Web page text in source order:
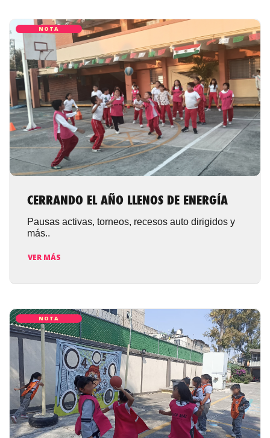
NOTA
CERRANDO EL AÑO LLENOS DE ENERGÍA
Pausas activas, torneos, recesos auto dirigidos y
más..
VER MÁS
NOTA